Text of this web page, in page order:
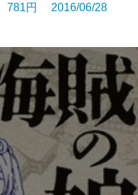
781円 2016/06/28